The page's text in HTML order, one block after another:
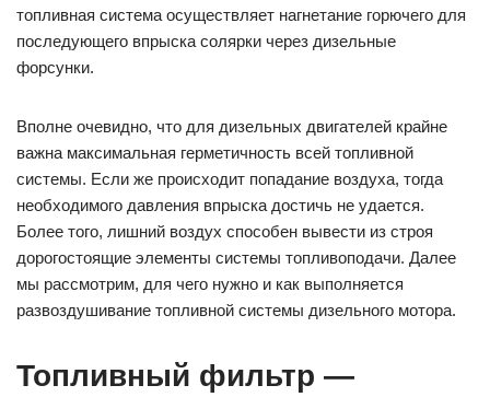
топливная система осуществляет нагнетание горючего для
последующего впрыска солярки через дизельные
форсунки.
Вполне очевидно, что для дизельных двигателей крайне
важна максимальная герметичность всей топливной
системы. Если же происходит попадание воздуха, тогда
необходимого давления впрыска достичь не удается.
Более того, лишний воздух способен вывести из строя
дорогостоящие элементы системы топливоподачи. Далее
мы рассмотрим, для чего нужно и как выполняется
развоздушивание топливной системы дизельного мотора.
Топливный фильтр —